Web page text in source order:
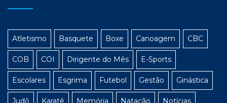
Atletismo Basquete Boxe Canoagem CBC
COB COI Dirigente do Mês E-Sports
Escolares Esgrima Futebol Gestão Ginástica
Judô Karatê Memória Natação Notícias